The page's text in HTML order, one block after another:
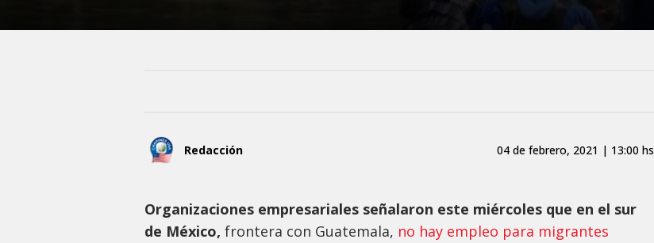
Redacción 04 de febrero, 2021 | 13:00 hs
Organizaciones empresariales señalaron este miércoles que en el sur
de México, frontera con Guatemala, no hay empleo para migrantes